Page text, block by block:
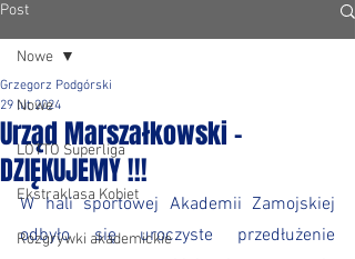
Post
Nowe
LOTTO Superliga
Ekstraklasa Kobiet
Rozgrywki akademickie
Nowe
Urząd Marszałkowski -
DZIĘKUJEMY !!!
Grzegorz Podgórski
29 lut 2024
W hali sportowej Akademii Zamojskiej
odbyło się uroczyste przedłużenie